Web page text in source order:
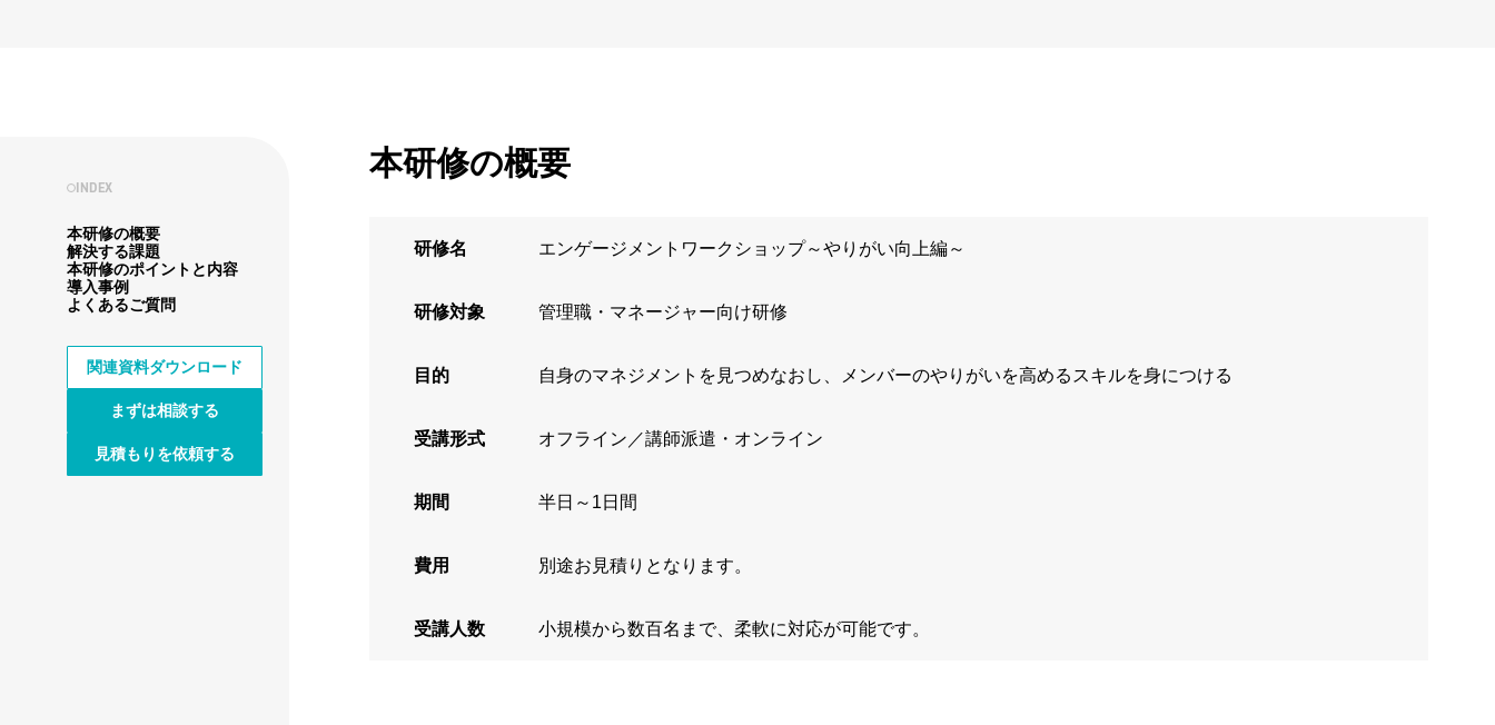
INDEX
本研修の概要
解決する課題
本研修のポイントと内容
導入事例
よくあるご質問
関連資料ダウンロード
まずは相談する
見積もりを依頼する
本研修の概要
研修名 エンゲージメントワークショップ～やりがい向上編～
研修対象 管理職・マネージャー向け研修
目的 自身のマネジメントを見つめなおし、メンバーのやりがいを高めるスキルを身につける
受講形式 オフライン／講師派遣・オンライン
期間 半日～1日間
費用 別途お見積りとなります。
受講人数 小規模から数百名まで、柔軟に対応が可能です。